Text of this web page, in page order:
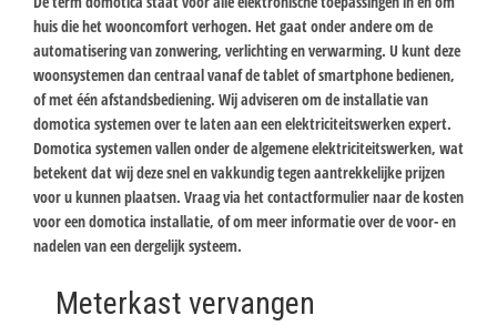
huis die het wooncomfort verhogen. Het gaat onder andere om de
automatisering van zonwering, verlichting en verwarming. U kunt deze
woonsystemen dan centraal vanaf de tablet of smartphone bedienen,
of met één afstandsbediening. Wij adviseren om de installatie van
domotica systemen over te laten aan een elektriciteitswerken expert.
Domotica systemen vallen onder de algemene elektriciteitswerken, wat
betekent dat wij deze snel en vakkundig tegen aantrekkelijke prijzen
voor u kunnen plaatsen. Vraag via het contactformulier naar de kosten
voor een domotica installatie, of om meer informatie over de voor- en
nadelen van een dergelijk systeem.
Meterkast vervangen